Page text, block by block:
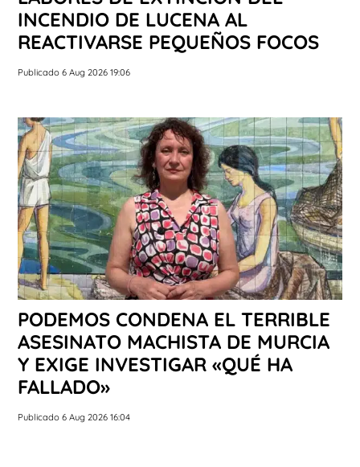
INCENDIO DE LUCENA AL
REACTIVARSE PEQUEÑOS FOCOS
Publicado 6 Aug 2026 19:06
PODEMOS CONDENA EL TERRIBLE
ASESINATO MACHISTA DE MURCIA
Y EXIGE INVESTIGAR «QUÉ HA
FALLADO»
Publicado 6 Aug 2026 16:04